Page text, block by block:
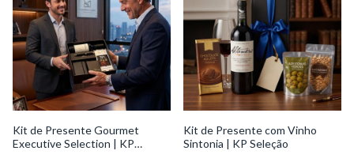
Kit de Presente Gourmet
Executive Selection | KP
Kit de Presente com Vinho
Sintonia | KP Seleção